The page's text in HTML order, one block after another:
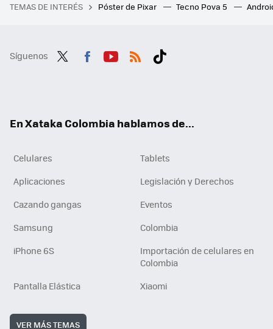
TEMAS DE INTERÉS Póster de Pixar Tecno Pova 5
Síguenos
En Xataka Colombia hablamos de...
Celulares
Tablets
Aplicaciones
Legislación y Derechos
Cazando gangas
Eventos
Samsung
Colombia
iPhone 6S
Importación de celulares en
Colombia
Pantalla Elástica
Xiaomi
VER MÁS TEMAS